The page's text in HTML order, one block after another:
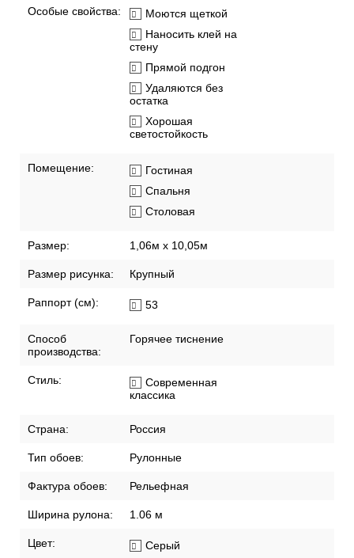
Особые свойства:
Моются щеткой
Наносить клей на
стену
Прямой подгон
Удаляются без
остатка
Хорошая
светостойкость
Помещение:
Гостиная
Спальня
Столовая
Размер: 1,06м х 10,05м
Размер рисунка: Крупный
Раппорт (см): 53
Способ
производства:
Горячее тиснение
Стиль:
Современная
классика
Страна: Россия
Тип обоев: Рулонные
Фактура обоев: Рельефная
Ширина рулона: 1.06 м
Цвет: Серый